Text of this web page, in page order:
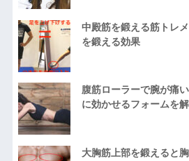
中殿筋を鍛える筋トレ
を鍛える効果
腹筋ローラーで腕が痛
に効かせるフォームを
大胸筋上部を鍛えると